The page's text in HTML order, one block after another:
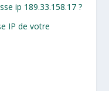
ip 189.33.158.17 ?
IP de votre